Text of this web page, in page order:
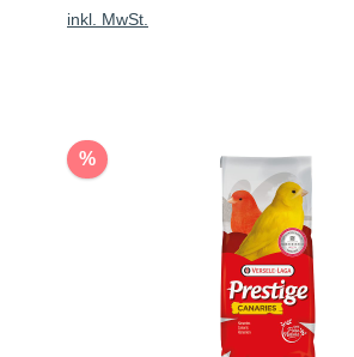
inkl. MwSt.
%